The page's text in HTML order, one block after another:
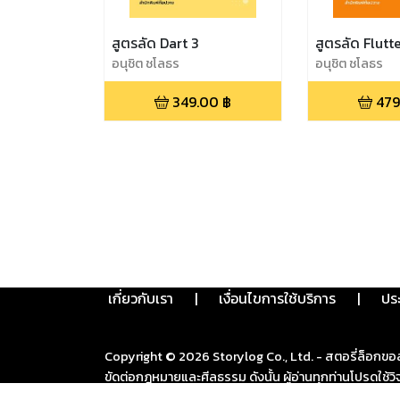
สูตรลัด Dart 3
อนุชิต ชโลธร
349.00 ฿
สูตรลัด
อนุชิต ชโลธร
เกี่ยวกับเรา | เงื่อนไขการใช้บริการ | ป
Copyright © 2026 Storylog Co., Ltd. - สตอรี่ล็อกข
ขัดต่อกฎหมายและศีลธรรม ดังนั้น ผู้อ่านทุกท่านโปรดใ